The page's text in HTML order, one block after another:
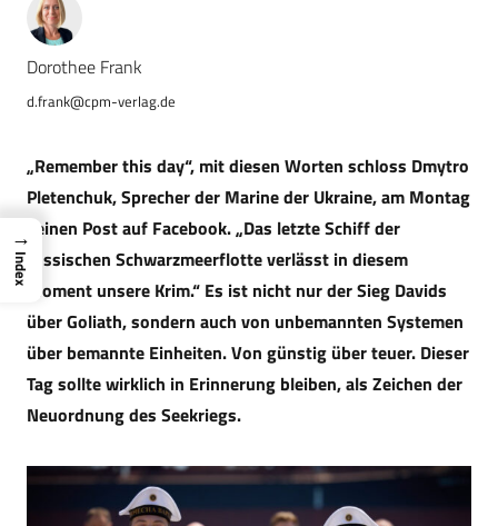
Dorothee Frank
d.frank@cpm-verlag.de
„Remember this day“, mit diesen Worten schloss Dmytro
Pletenchuk, Sprecher der Marine der Ukraine, am Montag
seinen Post auf Facebook. „Das letzte Schiff der
russischen Schwarzmeerflotte verlässt in diesem
Moment unsere Krim.“ Es ist nicht nur der Sieg Davids
über Goliath, sondern auch von unbemannten Systemen
über bemannte Einheiten. Von günstig über teuer. Dieser
Tag sollte wirklich in Erinnerung bleiben, als Zeichen der
Neuordnung des Seekriegs.
→
Index